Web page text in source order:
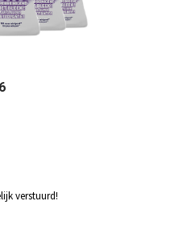
verstuurd!